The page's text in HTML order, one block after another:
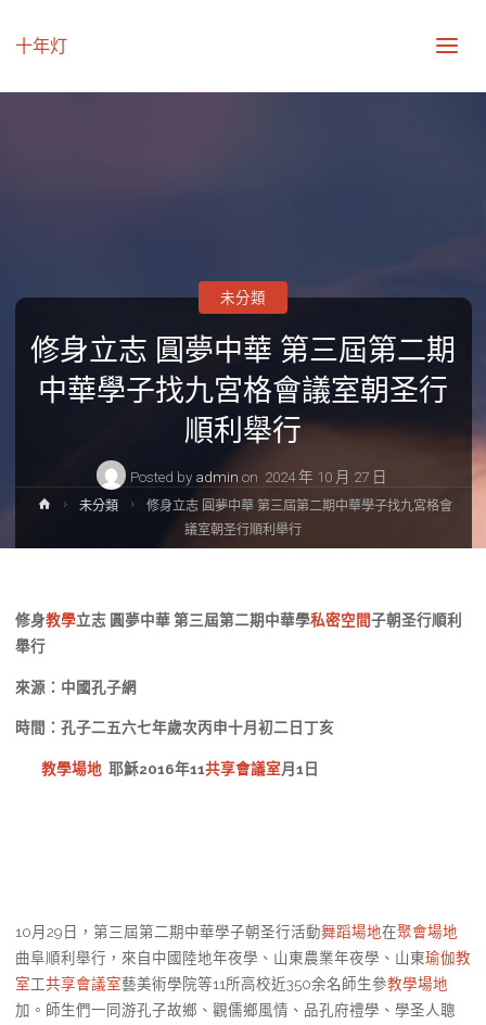
十年灯
修身立志 圓夢中華 第三屆第二期
中華學子找九宮格會議室朝圣行
順利舉行
Posted by admin on 2024 年 10 月 27 日
未分類
Home未分類
修身立志 圓夢中華 第三屆第二期中華學子找九宮格會
議室朝圣行順利舉行
修身教學立志 圓夢中華 第三屆第二期中華學私密空間子朝圣行順利
舉行
來源：中國孔子網
時間：孔子二五六七年歲次丙申十月初二日丁亥
教學場地耶穌2016年11共享會議室月1日
10月29日，第三屆第二期中華學子朝圣行活動舞蹈場地在聚會場地
曲阜順利舉行，來自中國陸地年夜學、山東農業年夜學、山東瑜伽教
室工共享會議室藝美術學院等11所高校近350余名師生參教學場地
加。師生們一同游孔子故鄉、觀儒鄉風情、品孔府禮學、學圣人聰